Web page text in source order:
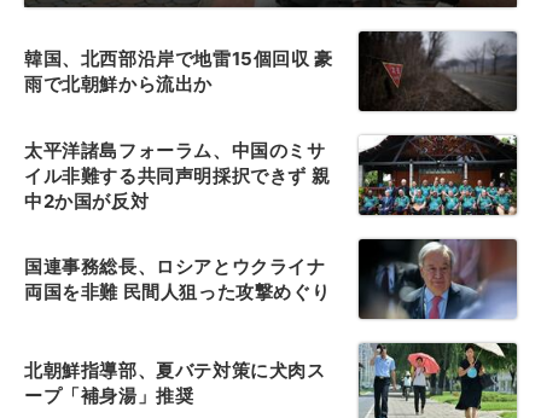
韓国、北西部沿岸で地雷15個回収 豪
雨で北朝鮮から流出か
太平洋諸島フォーラム、中国のミサ
イル非難する共同声明採択できず 親
中2か国が反対
国連事務総長、ロシアとウクライナ
両国を非難 民間人狙った攻撃めぐり
北朝鮮指導部、夏バテ対策に犬肉ス
ープ「補身湯」推奨